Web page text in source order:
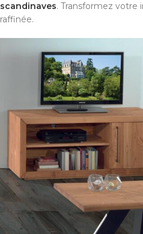
scandinaves. Transformez votre
raffinée.